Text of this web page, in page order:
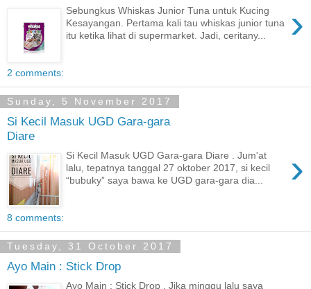
›
Sebungkus Whiskas Junior Tuna untuk Kucing
Kesayangan. Pertama kali tau whiskas junior tuna
itu ketika lihat di supermarket. Jadi, ceritany...
2 comments:
Sunday, 5 November 2017
Si Kecil Masuk UGD Gara-gara
Diare
›
Si Kecil Masuk UGD Gara-gara Diare . Jum'at
lalu, tepatnya tanggal 27 oktober 2017, si kecil
“bubuky” saya bawa ke UGD gara-gara dia...
8 comments:
Tuesday, 31 October 2017
Ayo Main : Stick Drop
Ayo Main : Stick Drop . Jika minggu lalu saya